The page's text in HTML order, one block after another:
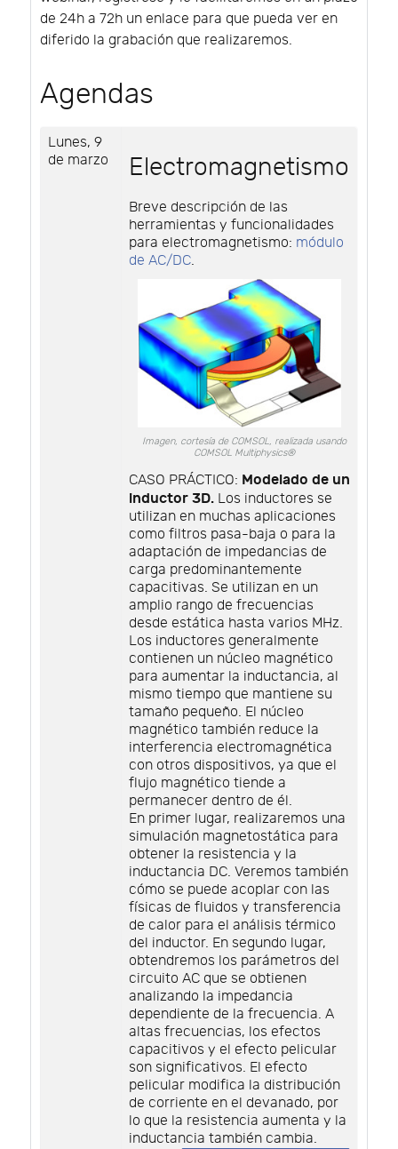
de 24h a 72h un enlace para que pueda ver en
diferido la grabación que realizaremos.
Agendas
Lunes, 9
de marzo
Electromagnetismo
Breve descripción de las
herramientas y funcionalidades
para electromagnetismo: módulo
de AC/DC.
Imagen, cortesía de COMSOL, realizada usando
COMSOL Multiphysics®
CASO PRÁCTICO: Modelado de un
inductor 3D. Los inductores se
utilizan en muchas aplicaciones
como filtros pasa-baja o para la
adaptación de impedancias de
carga predominantemente
capacitivas. Se utilizan en un
amplio rango de frecuencias
desde estática hasta varios MHz.
Los inductores generalmente
contienen un núcleo magnético
para aumentar la inductancia, al
mismo tiempo que mantiene su
tamaño pequeño. El núcleo
magnético también reduce la
interferencia electromagnética
con otros dispositivos, ya que el
flujo magnético tiende a
permanecer dentro de él.
En primer lugar, realizaremos una
simulación magnetostática para
obtener la resistencia y la
inductancia DC. Veremos también
cómo se puede acoplar con las
físicas de fluidos y transferencia
de calor para el análisis térmico
del inductor. En segundo lugar,
obtendremos los parámetros del
circuito AC que se obtienen
analizando la impedancia
dependiente de la frecuencia. A
altas frecuencias, los efectos
capacitivos y el efecto pelicular
son significativos. El efecto
pelicular modifica la distribución
de corriente en el devanado, por
lo que la resistencia aumenta y la
inductancia también cambia.